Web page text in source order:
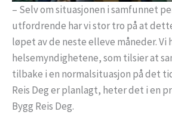
– Selv om situasjonen i samfunnet
utfordrende har vi stor tro på at
løpet av de neste elleve måneder. Vi
helsemyndighetene, som tilsier at
tilbake i en normalsituasjon på det
Reis Deg er planlagt, heter det i en
Bygg Reis Deg.